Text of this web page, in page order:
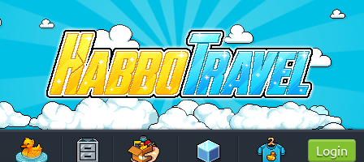
Skip
to
content
HabboTravel
Un viaggio di pixel!
Login